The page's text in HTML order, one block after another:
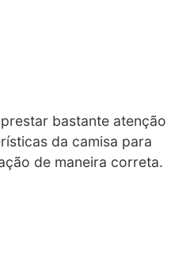
bastante atenção
da camisa para
de maneira correta.